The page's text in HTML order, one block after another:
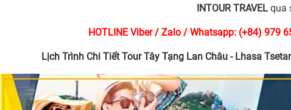
INTOUR TRAVEL qua
HOTLINE Viber / Zalo / Whatsapp: (+84) 979
Lịch Trình Chi Tiết Tour Tây Tạng Lan Châu - Lhasa